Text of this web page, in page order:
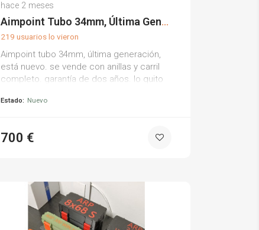
(0)
hace 2 meses
Aimpoint Tubo 34mm, Última Generación
219 usuarios lo vieron
Aimpoint tubo 34mm, última generación,
está nuevo. se vende con anillas y carril
completo. garantía de dos años. lo quito
Estado: Nuevo
700 €